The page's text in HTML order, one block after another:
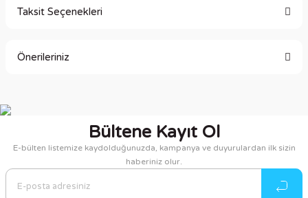
Taksit Seçenekleri
Önerileriniz
Görüş ve önerileriniz için teşekkür ederiz.
Ürün resmi kalitesiz, bozuk veya görüntülenemiyor.
Ürün açıklamasında eksik bilgiler bulunuyor.
Bültene Kayıt Ol
E-bülten listemize kaydolduğunuzda, kampanya ve duyurulardan ilk sizin
haberiniz olur.